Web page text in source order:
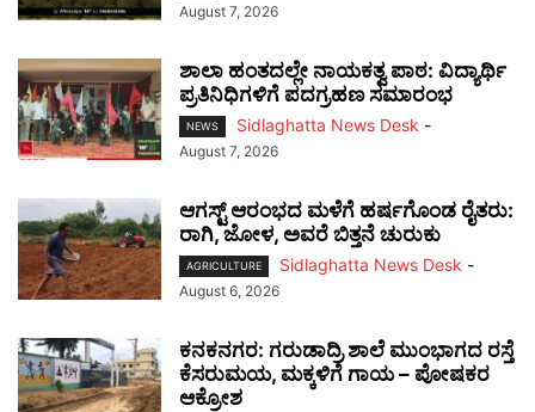
August 7, 2026
ಶಾಲಾ ಹಂತದಲ್ಲೇ ನಾಯಕತ್ವ ಪಾಠ: ವಿದ್ಯಾರ್ಥಿ
ಪ್ರತಿನಿಧಿಗಳಿಗೆ ಪದಗ್ರಹಣ ಸಮಾರಂಭ
NEWS Sidlaghatta News Desk -
August 7, 2026
ಆಗಸ್ಟ್ ಆರಂಭದ ಮಳೆಗೆ ಹರ್ಷಗೊಂಡ ರೈತರು:
ರಾಗಿ, ಜೋಳ, ಅವರೆ ಬಿತ್ತನೆ ಚುರುಕು
AGRICULTURE Sidlaghatta News Desk -
August 6, 2026
ಕನಕನಗರ: ಗರುಡಾದ್ರಿ ಶಾಲೆ ಮುಂಭಾಗದ ರಸ್ತೆ
ಕೆಸರುಮಯ, ಮಕ್ಕಳಿಗೆ ಗಾಯ – ಪೋಷಕರ
ಆಕ್ರೋಶ